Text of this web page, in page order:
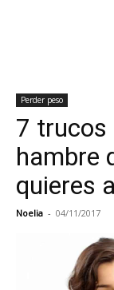
Perder peso
7 trucos
hambre
quieres
Noelia - 04/11/2017